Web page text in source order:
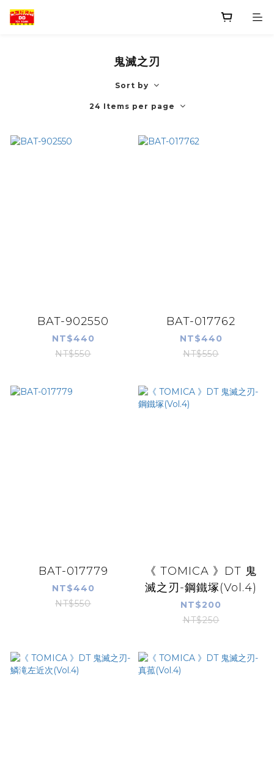
鬼滅之刃
Sort by
24 Items per page
BAT-902550
NT$440
NT$550
BAT-017762
NT$440
NT$550
BAT-017779
NT$440
NT$550
《 TOMICA 》DT 鬼
滅之刃-鋼鐵塚(Vol.4)
NT$200
NT$250